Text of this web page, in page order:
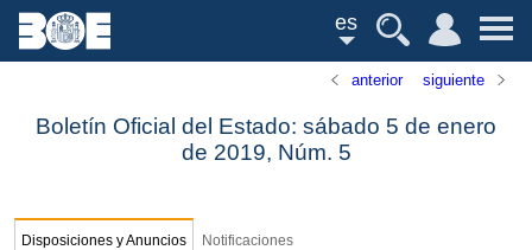
es
anterior siguiente
Boletín Oficial del Estado: sábado 5 de enero
de 2019, Núm. 5
Disposiciones y Anuncios Notificaciones